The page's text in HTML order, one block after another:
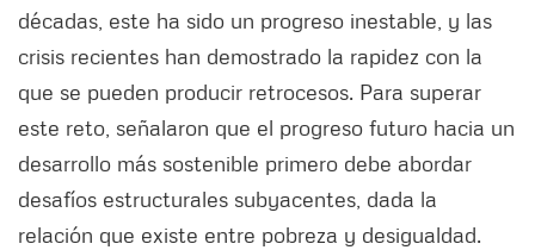
décadas, este ha sido un progreso inestable, y las
crisis recientes han demostrado la rapidez con la
que se pueden producir retrocesos. Para superar
este reto, señalaron que el progreso futuro hacia un
desarrollo más sostenible primero debe abordar
desafíos estructurales subyacentes, dada la
relación que existe entre pobreza y desigualdad.